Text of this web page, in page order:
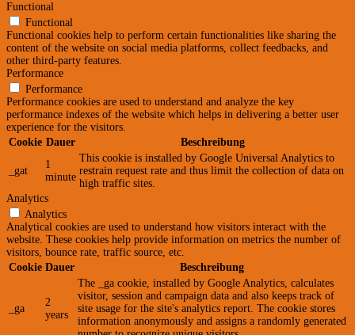
Functional
Functional
Functional cookies help to perform certain functionalities like sharing the
content of the website on social media platforms, collect feedbacks, and
other third-party features.
Performance
Performance
Performance cookies are used to understand and analyze the key
performance indexes of the website which helps in delivering a better user
experience for the visitors.
Cookie Dauer Beschreibung
_gat
1
minute
This cookie is installed by Google Universal Analytics to
restrain request rate and thus limit the collection of data on
high traffic sites.
Analytics
Analytics
Analytical cookies are used to understand how visitors interact with the
website. These cookies help provide information on metrics the number of
visitors, bounce rate, traffic source, etc.
Cookie Dauer Beschreibung
_ga
2
years
The _ga cookie, installed by Google Analytics, calculates
visitor, session and campaign data and also keeps track of
site usage for the site's analytics report. The cookie stores
information anonymously and assigns a randomly generated